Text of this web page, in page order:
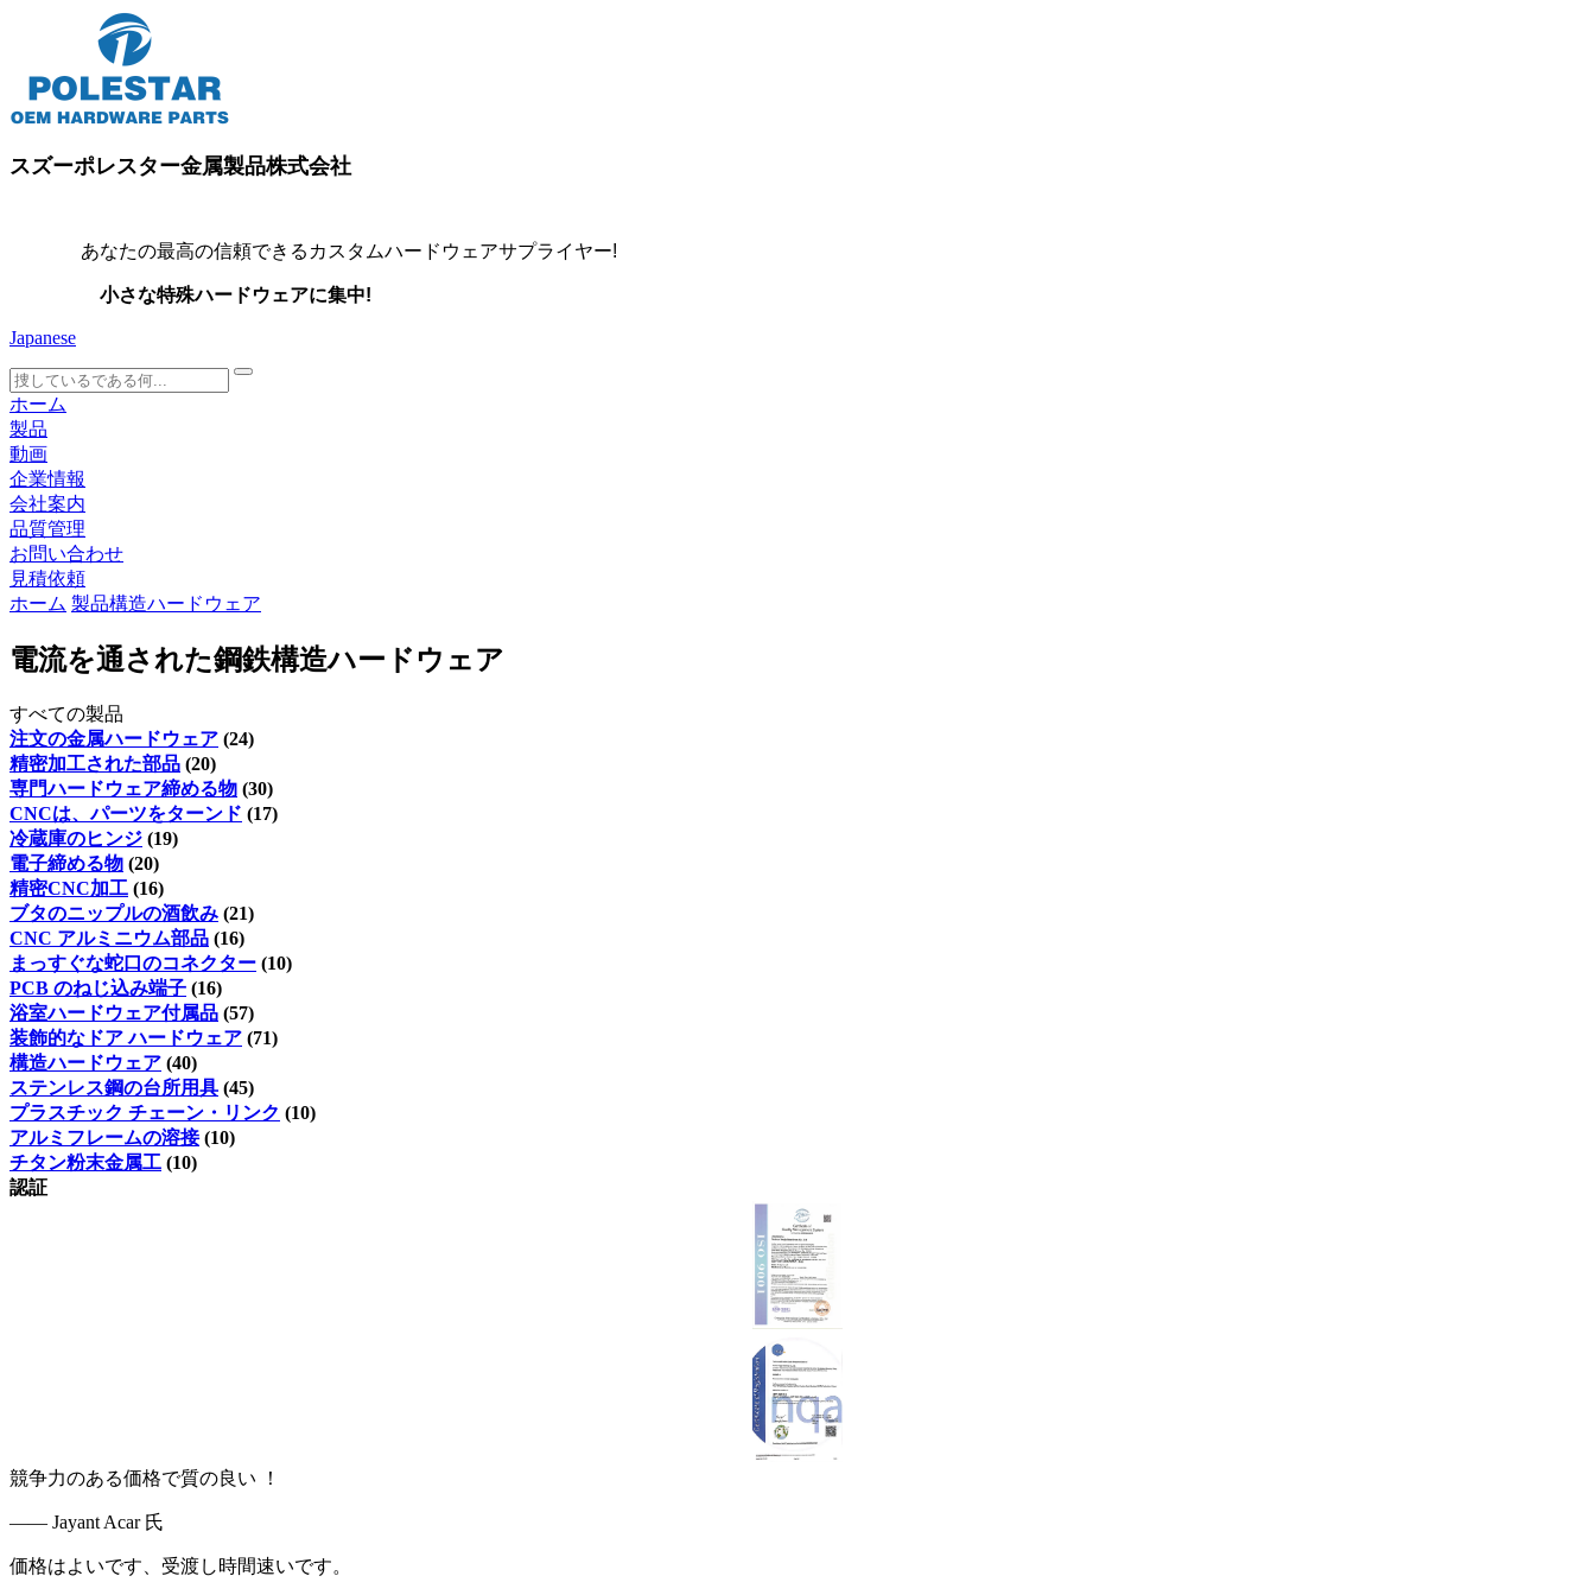
スズーポレスター金属製品株式会社
あなたの最高の信頼できるカスタムハードウェアサプライヤー!
小さな特殊ハードウェアに集中!
Japanese
search
ホーム
製品
動画
企業情報
会社案内
品質管理
お問い合わせ
見積依頼
ホーム 製品構造ハードウェア
電流を通された鋼鉄構造ハードウェア
すべての製品
注文の金属ハードウェア (24)
精密加工された部品 (20)
専門ハードウェア締める物 (30)
CNCは、パーツをターンド (17)
冷蔵庫のヒンジ (19)
電子締める物 (20)
精密CNC加工 (16)
ブタのニップルの酒飲み (21)
CNC アルミニウム部品 (16)
まっすぐな蛇口のコネクター (10)
PCB のねじ込み端子 (16)
浴室ハードウェア付属品 (57)
装飾的なドア ハードウェア (71)
構造ハードウェア (40)
ステンレス鋼の台所用具 (45)
プラスチック チェーン・リンク (10)
アルミフレームの溶接 (10)
チタン粉末金属工 (10)
認証
競争力のある価格で質の良い ！
—— Jayant Acar 氏
価格はよいです、受渡し時間速いです。